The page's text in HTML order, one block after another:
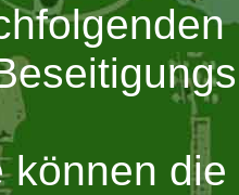
können